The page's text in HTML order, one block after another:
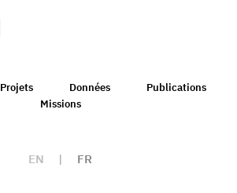
Projets Données
Publications
Missions
EN | FR